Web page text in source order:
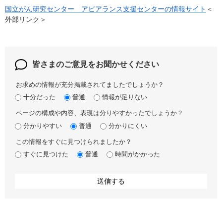
国立がん研究センター アピアランス支援センターの情報サイト ＜
外部リンク＞
皆さまのご意見をお聞かせください
お求めの情報が充分掲載されてましたでしょうか？
十分だった
普通 情報が足りない
ページの構成や内容、表現は分りやすかったでしょうか？
分かりやすい
普通 分かりにくい
この情報をすぐに見つけられましたか？
すぐに見つけた
普通 時間がかかった